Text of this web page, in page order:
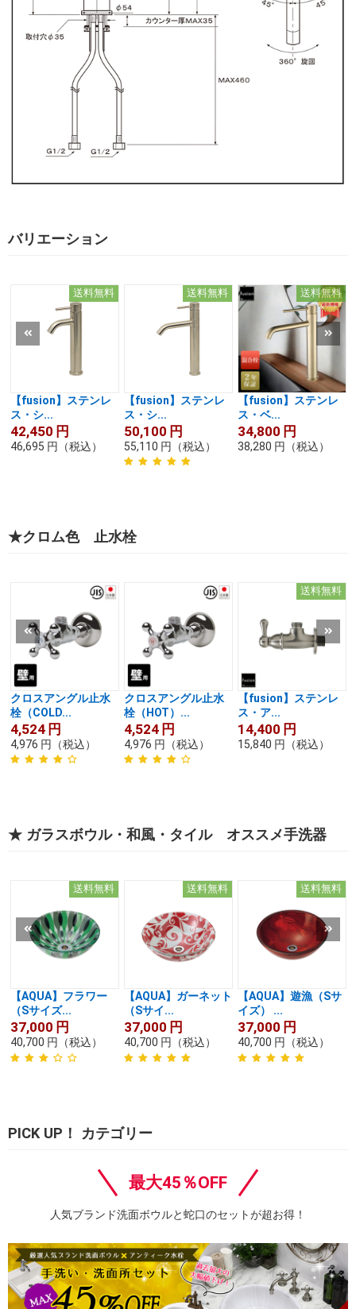
バリエーション
送料無料
【fusion】ステンレ
ス・シ...
42,450 円
46,695 円 （税込）
送料無料
【fusion】ステンレ
ス・シ...
50,100 円
55,110 円 （税込）
送料無料
【fusion】ステンレ
ス・ベ...
34,800 円
38,280 円 （税込）
★クロム色 止水栓
クロスアングル止水
栓（COLD...
4,524 円
4,976 円 （税込）
クロスアングル止水
栓（HOT）...
4,524 円
4,976 円 （税込）
送料無料
【fusion】ステンレ
ス・ア...
14,400 円
15,840 円 （税込）
★ ガラスボウル・和風・タイル オススメ手洗器
送料無料
【AQUA】フラワー
（Sサイズ...
37,000 円
40,700 円 （税込）
送料無料
【AQUA】ガーネット
（Sサイ...
37,000 円
40,700 円 （税込）
送料無料
【AQUA】遊漁（Sサ
イズ） ...
37,000 円
40,700 円 （税込）
PICK UP！ カテゴリー
最大45％OFF
人気ブランド洗面ボウルと蛇口のセットが超お得！